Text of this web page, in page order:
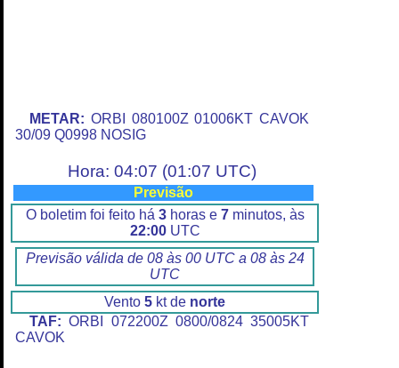
METAR: ORBI 080100Z 01006KT CAVOK
30/09 Q0998 NOSIG
Hora: 04:07 (01:07 UTC)
Previsão
O boletim foi feito há 3horas e 7minutos, às
22:00UTC
Previsão válida de 08 às 00 UTC a 08 às 24
UTC
Vento 5 kt de norte
TAF: ORBI 072200Z 0800/0824 35005KT
CAVOK